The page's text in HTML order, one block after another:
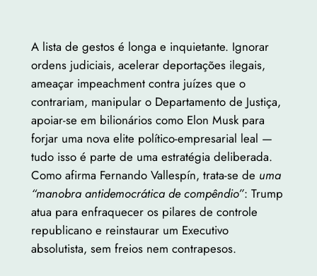
A lista de gestos é longa e inquietante. Ignorar
ordens judiciais, acelerar deportações ilegais,
ameaçar impeachment contra juízes que o
contrariam, manipular o Departamento de Justiça,
apoiar-se em bilionários como Elon Musk para
forjar uma nova elite político-empresarial leal —
tudo isso é parte de uma estratégia deliberada.
Como afirma Fernando Vallespín, trata-se de uma
“manobra antidemocrática de compêndio”: Trump
atua para enfraquecer os pilares de controle
republicano e reinstaurar um Executivo
absolutista, sem freios nem contrapesos.